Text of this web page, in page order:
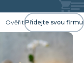
Ověřit Přidejte svou firmu